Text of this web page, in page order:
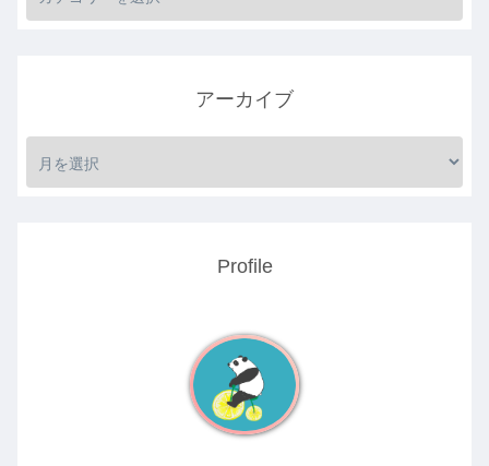
アーカイブ
Profile